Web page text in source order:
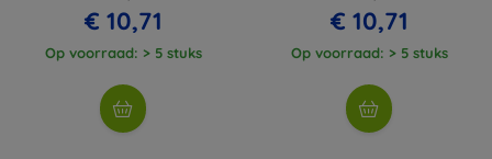
€ 10,71
Op voorraad: > 5 stuks
€ 10,71
Op voorraad: > 5 stuks